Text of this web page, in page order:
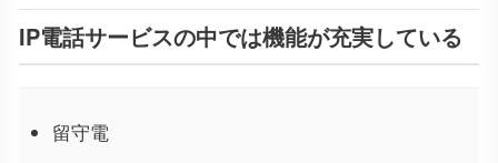
IP電話サービスの中では機能が充実している
留守電